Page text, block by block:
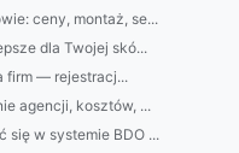
ceny, montaż, se...
dla Twojej skó...
firm — rejestracj...
agencji, kosztów, ...
w systemie BDO ...